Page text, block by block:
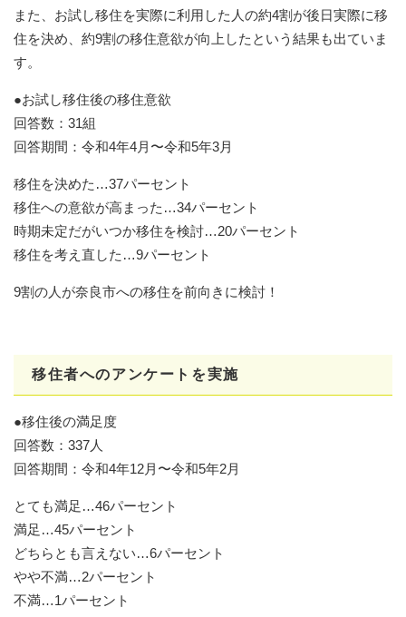
また、お試し移住を実際に利用した人の約4割が後日実際に移
住を決め、約9割の移住意欲が向上したという結果も出ていま
す。
●お試し移住後の移住意欲
回答数：31組
回答期間：令和4年4月〜令和5年3月
移住を決めた…37パーセント
移住への意欲が高まった…34パーセント
時期未定だがいつか移住を検討…20パーセント
移住を考え直した…9パーセント
9割の人が奈良市への移住を前向きに検討！
移住者へのアンケートを実施
●移住後の満足度
回答数：337人
回答期間：令和4年12月〜令和5年2月
とても満足…46パーセント
満足…45パーセント
どちらとも言えない…6パーセント
やや不満…2パーセント
不満…1パーセント